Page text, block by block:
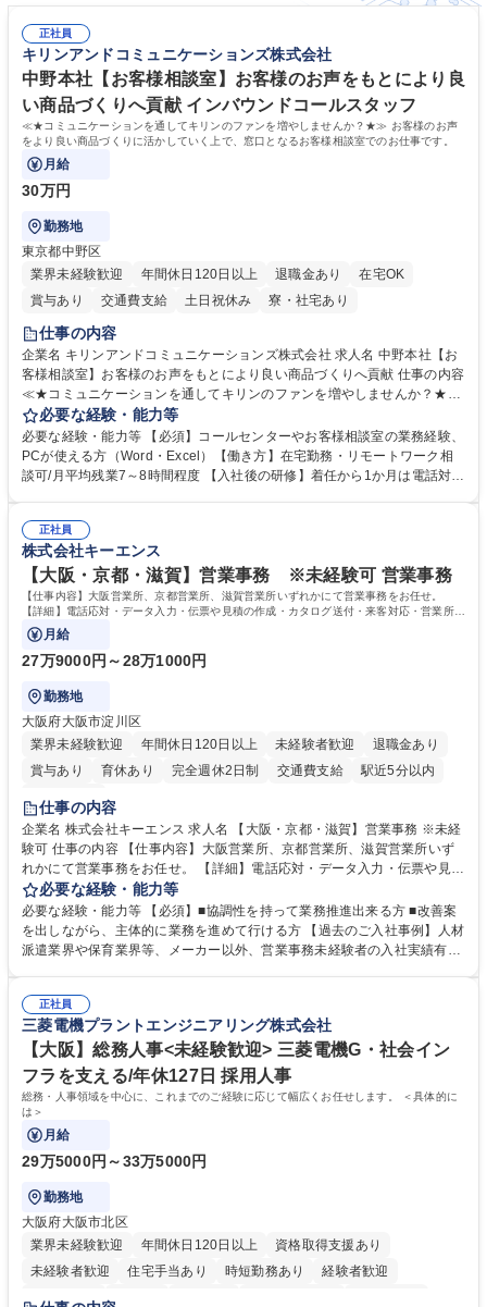
正社員
キリンアンドコミュニケーションズ株式会社
中野本社【お客様相談室】お客様のお声をもとにより良
い商品づくりへ貢献 インバウンドコールスタッフ
≪★コミュニケーションを通してキリンのファンを増やしませんか？★≫ お客様のお声
をより良い商品づくりに活かしていく上で、窓口となるお客様相談室でのお仕事です。
月給
30万円
勤務地
東京都中野区
業界未経験歓迎
年間休日120日以上 退職金あり
在宅OK
賞与あり
交通費支給 土日祝休み 寮・社宅あり
仕事の内容
企業名 キリンアンドコミュニケーションズ株式会社 求人名 中野本社【お
客様相談室】お客様のお声をもとにより良い商品づくりへ貢献 仕事の内容
≪★コミュニケーションを通してキリンのファンを増やしませんか？★≫
お客様のお声をより良い商品づくりに活かしていく上で、窓口となるお客
様相談室でのお仕事です。 日々お客様からいただくキリングループへのご
意見を、企業活動に活かしています。お客様からの声に迅速かつ誠意をも
って対応、情報提供するとともにグループ内活動に反映しています。 【具
平均100件前後■メール・手紙：同上40件前後 募集職種 中野本社【お客様
相談室】お客様のお声をもとにより良い商品づくりへ貢献
必要な経験・能力等
必要な経験・能力等 【必須】コールセンターやお客様相談室の業務経験、
PCが使える方（Word・Excel）【働き方】在宅勤務・リモートワーク相
談可/月平均残業7～8時間程度 【入社後の研修】着任から1か月は電話対応
すのでご安心ください。 【当社について】キリングループの広報機能を担
う会社として、お客様との出会いを大切にし、磨き上げたホスピタリティ
を込めてコミュニケーションをとりながら広報関連業務を行っておりま
す。 学歴・資格 学歴：大学院 大学 高専 短大 専修学校 高校 語学力： 資
格：
正社員
株式会社キーエンス
【大阪・京都・滋賀】営業事務 ※未経験可 営業事務
【仕事内容】大阪営業所、京都営業所、滋賀営業所いずれかにて営業事務をお任せ。
【詳細】電話応対・データ入力・伝票や見積の作成・カタログ送付・来客対応・営業所内
で発生する事務業務や業務改善をお任せ。
月給
27万9000円～28万1000円
勤務地
大阪府大阪市淀川区
業界未経験歓迎
年間休日120日以上 未経験者歓迎
退職金あり
賞与あり
育休あり 完全週休2日制 交通費支給
駅近5分以内
土日祝休み
仕事の内容
企業名 株式会社キーエンス 求人名 【大阪・京都・滋賀】営業事務 ※未経
験可 仕事の内容 【仕事内容】大阪営業所、京都営業所、滋賀営業所いず
れかにて営業事務をお任せ。 【詳細】電話応対・データ入力・伝票や見積
の作成・カタログ送付・来客対応・営業所内で発生する事務業務や業務改
善をお任せ。 【教育制度】ご入社後、育成担当とペアになりながらOJTに
て業務を覚えていただくことが可能です。業務システムがきちんと構築さ
れているため、スムーズに仕事に慣れることができる環境です。また、
募集職種 【大阪・京都・滋賀】営業事務 ※未経験可
必要な経験・能力等
必要な経験・能力等 【必須】■協調性を持って業務推進出来る方 ■改善案
を出しながら、主体的に業務を進めて行ける方 【過去のご入社事例】人材
派遣業界や保育業界等、メーカー以外、営業事務未経験者の入社実績有
えて、お客様や社員の状況に合わせ、能動的なサポート、改善の動きも期
待され。組織を支えるスペシャリストとして、チームに貢献し、結果的に
社員から頼られる存在になることができます。平均19:30の退勤以降の業
務の持ち帰りも禁止されており、メリハリのある働き方となります。 学
歴・資格 学歴：大学院 大学 高専 短大 語学力： 資格：
正社員
三菱電機プラントエンジニアリング株式会社
【大阪】総務人事<未経験歓迎> 三菱電機G・社会イン
フラを支える/年休127日 採用人事
総務・人事領域を中心に、これまでのご経験に応じて幅広くお任せします。 ＜具体的に
は＞
月給
29万5000円～33万5000円
勤務地
大阪府大阪市北区
業界未経験歓迎
年間休日120日以上
資格取得支援あり
未経験者歓迎
住宅手当あり 時短勤務あり
経験者歓迎
退職金あり